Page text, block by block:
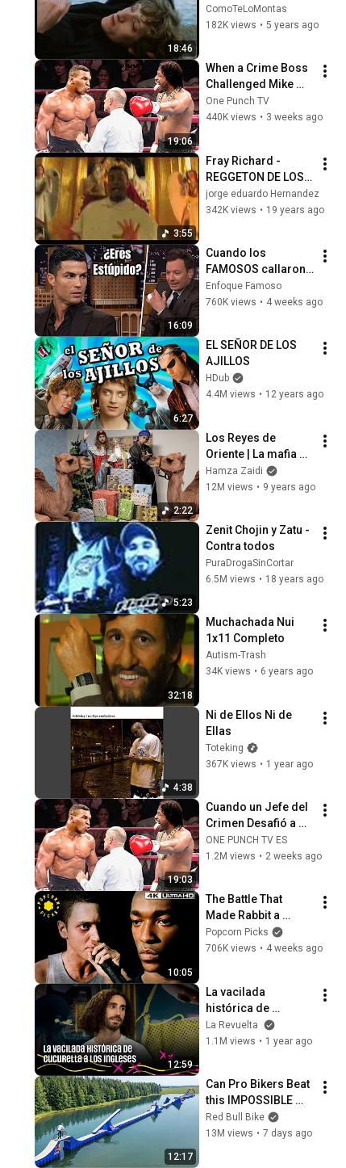
18:46
Francisco y el Cine
Kinki
ComoTeLoMontas
182K views • 5 years ago
19:06
When a Crime Boss
Challenged Mike
Tyson
One Punch TV
440K views • 3 weeks ago
3:55
Fray Richard -
REGGETON DE LOS
MAGOS
jorge eduardo Hernandez
342K views • 19 years ago
16:09
Cuando los
FAMOSOS callaron
a entrevistadores
IRRESPETUOSOS
Enfoque Famoso
760K views • 4 weeks ago
6:27
EL SEÑOR DE LOS
AJILLOS
HDub
4.4M views • 12 years ago
2:22
Los Reyes de
Oriente | La mafia
del desayuno Ft.
Hamza Zaidi
Hamza Zaidi
12M views • 9 years ago
5:23
Zenit Chojin y Zatu -
Contra todos
PuraDrogaSinCortar
6.5M views • 18 years ago
32:18
Muchachada Nui
1x11 Completo
Autism-Trash
34K views • 6 years ago
4:38
Ni de Ellos Ni de
Ellas
Toteking
367K views • 1 year ago
19:03
Cuando un Jefe del
Crimen Desafió a
Mike Tyson
ONE PUNCH TV ES
1.2M views • 2 weeks ago
10:05
The Battle That
Made Rabbit a
Legend (Full Scene)
| 8 Mile
Popcorn Picks
706K views • 4 weeks ago
12:59
La vacilada
histórica de
Cucurella a los
ingleses |
La Revuelta
1.1M views • 1 year ago
12:17
Can Pro Bikers Beat
this IMPOSSIBLE
Obstacle Course?
Red Bull Bike
13M views • 7 days ago